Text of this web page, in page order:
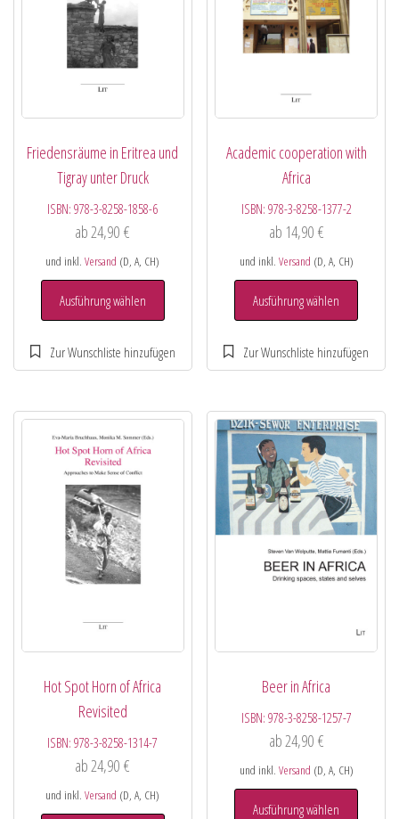
Friedensräume in Eritrea und
Tigray unter Druck
ISBN:978-3-8258-1858-6
ab24,90€
und inkl.Versand (D, A, CH)
Ausführung wählen
Academic cooperation with
Africa
ISBN: 978-3-8258-1377-2
ab 14,90 €
und inkl. Versand (D, A, CH)
Ausführung wählen
Hot Spot Horn of Africa
Revisited
ISBN:978-3-8258-1314-7
ab 24,90€
und inkl.Versand (D, A, CH)
Beer in Africa
ISBN: 978-3-8258-1257-7
ab 24,90 €
und inkl. Versand (D, A, CH)
Ausführung wählen